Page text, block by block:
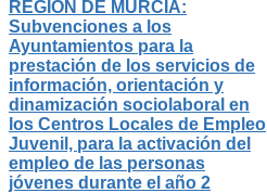
REGIÓN DE MURCIA:
Subvenciones a los
Ayuntamientos para la
prestación de los servicios de
información, orientación y
dinamización sociolaboral en
los Centros Locales de Empleo
Juvenil, para la activación del
empleo de las personas
jóvenes durante el año 2